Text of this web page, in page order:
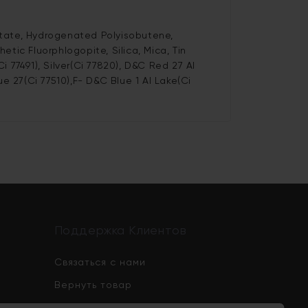
Hydrogenated Polyisobutene,
Fluorphlogopite, Silica, Mica, Tin
Silver(Ci 77820), D&C Red 27 Al
27(Ci 77510),F- D&C Blue 1 Al Lake(Ci
Связаться с нами
Вернуть товар